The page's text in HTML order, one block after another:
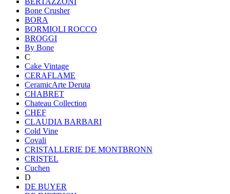
Bone Crusher
BORA
BORMIOLI ROCCO
BROGGI
By Bone
C
Cake Vintage
CERAFLAME
CeramicArte Deruta
CHABRET
Chateau Collection
CHEF
CLAUDIA BARBARI
Cold Vine
Covali
CRISTALLERIE DE MONTBRONN
CRISTEL
Cuchen
D
DE BUYER